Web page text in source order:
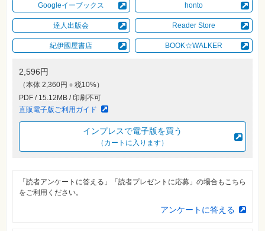
ー
ト
シ
リ
⼀
特
集
⼀
Googleイーブックス honto
達人出版会 Reader Store
紀伊國屋書店 BOOK☆WALKER
2,596円
（本体 2,360円＋税10%）
PDF / 15.12MB / 印刷不可
直販電子版ご利用ガイド
インプレスで電子版を買う
（カートに入ります）
「読者アンケートに答える」「読者プレゼントに応募」の場合もこちら
をご利用ください。
アンケートに答える